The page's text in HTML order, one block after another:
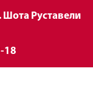
Шота Руставели
18